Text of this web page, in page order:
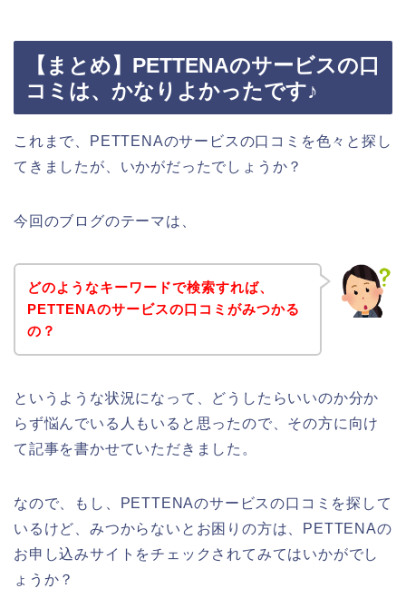
【まとめ】PETTENAのサービスの口
コミは、かなりよかったです♪
これまで、PETTENAのサービスの口コミを色々と探し
てきましたが、いかがだったでしょうか？
今回のブログのテーマは、
どのようなキーワードで検索すれば、
PETTENAのサービスの口コミがみつかる
の？
というような状況になって、どうしたらいいのか分か
らず悩んでいる人もいると思ったので、その方に向け
て記事を書かせていただきました。
なので、もし、PETTENAのサービスの口コミを探して
いるけど、みつからないとお困りの方は、PETTENAの
お申し込みサイトをチェックされてみてはいかがでし
ょうか？